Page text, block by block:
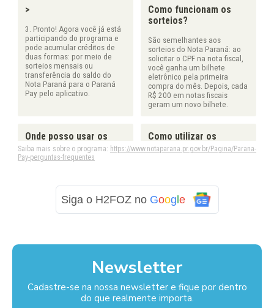
Siga o H2FOZ no Goog e
Newsletter
Cadastre-se na nossa newsletter e fique por dentro
do que realmente importa.